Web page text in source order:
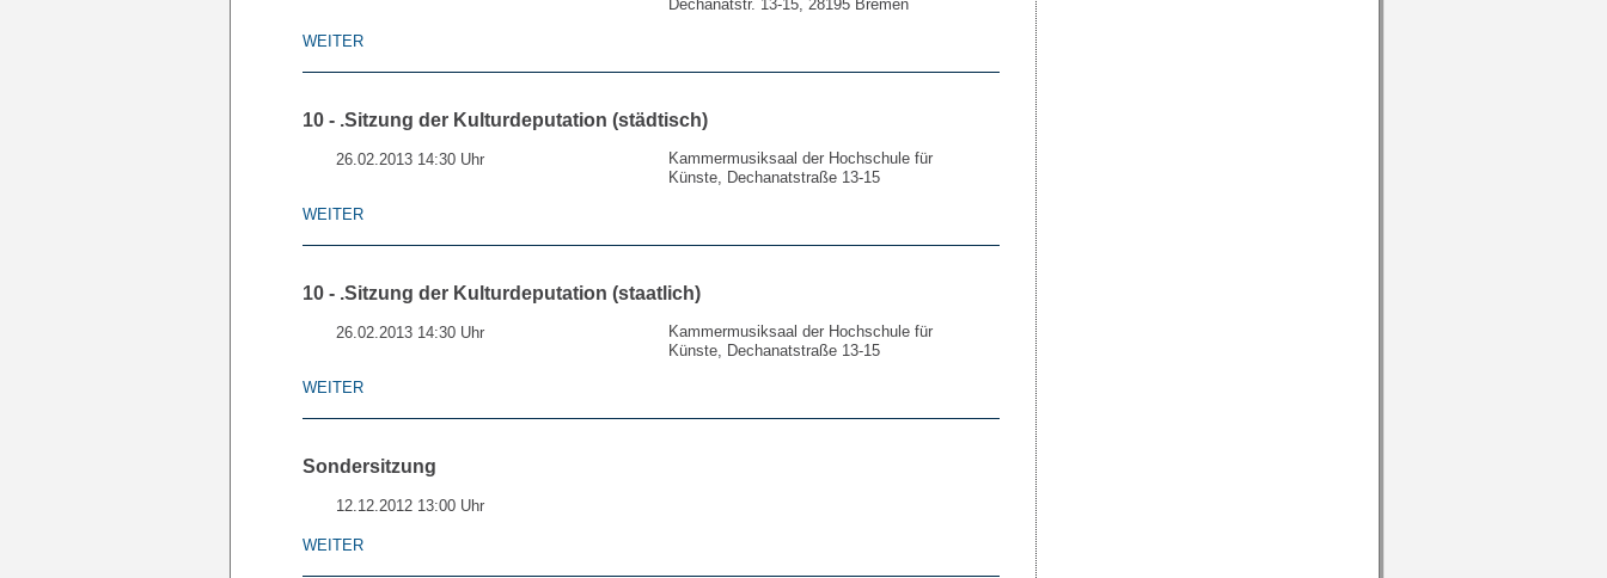
Dechanatstr. 13-15, 28195 Bremen
WEITER
10 - .Sitzung der Kulturdeputation (städtisch)
26.02.2013 14:30 Uhr
Kammermusiksaal der Hochschule für
Künste, Dechanatstraße 13-15
WEITER
10 - .Sitzung der Kulturdeputation (staatlich)
26.02.2013 14:30 Uhr
Kammermusiksaal der Hochschule für
Künste, Dechanatstraße 13-15
WEITER
Sondersitzung
12.12.2012 13:00 Uhr
WEITER